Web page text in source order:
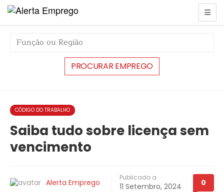
string(6) "#42943"
CÓDIGO DO TRABALHO
Saiba tudo sobre licença sem
vencimento
Alerta Emprego
Publicado a
11 Setembro, 2024 0